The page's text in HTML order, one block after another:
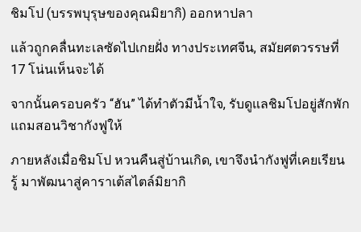
ชิมโป (บรรพบุรุษของคุณมิยากิ) ออกหาปลา
แล้วถูกคลื่นทะเลซัดไปเกยฝั่ง ทางประเทศจีน, สมัยศตวรรษที่
17 โน่นเห็นจะได้
จากนั้นครอบครัว “ฮัน” ได้ทำตัวมีน้ำใจ, รับดูแลชิมโปอยู่สักพัก
แถมสอนวิชากังฟูให้
ภายหลังเมื่อชิมโป หวนคืนสู่บ้านเกิด, เขาจึงนำกังฟูที่เคยเรียน
รู้ มาพัฒนาสู่คาราเต้สไตล์มิยากิ